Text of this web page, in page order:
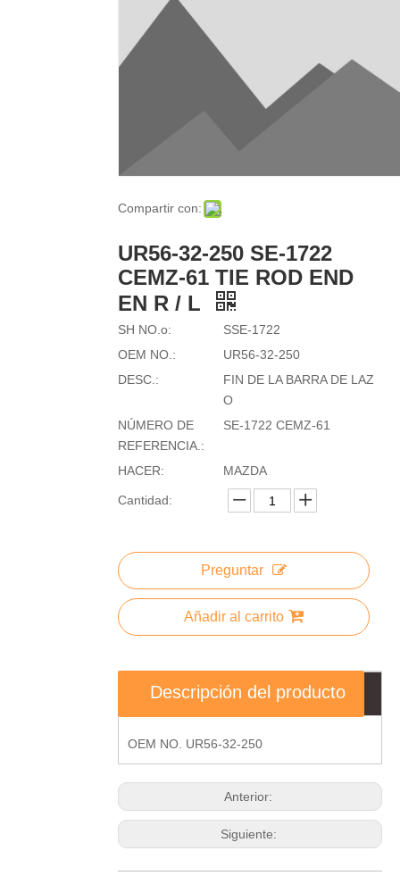
Compartir con:
UR56-32-250 SE-1722
CEMZ-61 TIE ROD END
EN R / L
SH NO.o:
SSE-1722
OEM NO.:
UR56-32-250
DESC.:
FIN DE LA BARRA DE LAZ
O
NÚMERO DE
REFERENCIA.:
SE-1722 CEMZ-61
HACER: MAZDA
Cantidad:
Preguntar
Añadir al carrito
Descripción del producto
OEM NO. UR56-32-250
Anterior:
Siguiente: